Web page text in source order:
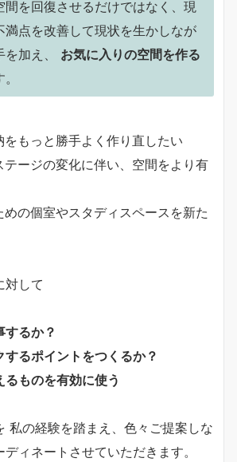
間を回復させるだけではなく、現
満点を改善して現状を生かしなが
を加え、 お気に入りの空間を作る
もっと勝手よく作り直したい
ージの変化に伴い、空間をより有
の個室やスタディスペースを新た
対して
するか？
するポイントをつくるか？
るものを有効に使う
私の経験を踏まえ、色々ご提案しな
ィネートさせていただきます。